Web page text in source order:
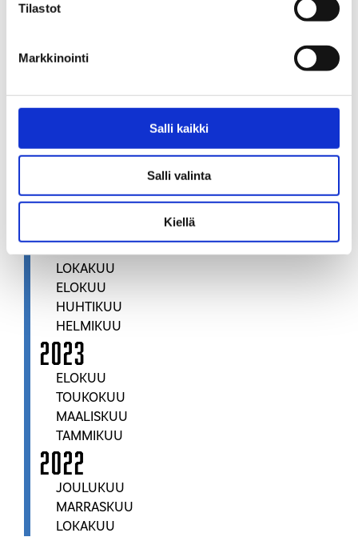
Tilastot
Markkinointi
Salli kaikki
Salli valinta
Kiellä
2025
ELOKUU
TAMMIKUU
LOKAKUU
ELOKUU
HUHTIKUU
HELMIKUU
2023
ELOKUU
TOUKOKUU
MAALISKUU
TAMMIKUU
2022
JOULUKUU
MARRASKUU
LOKAKUU